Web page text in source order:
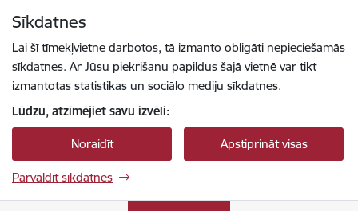
Sīkdatnes
Lai šī tīmekļvietne darbotos, tā izmanto obligāti nepieciešamās
sīkdatnes. Ar Jūsu piekrišanu papildus šajā vietnē var tikt
izmantotas statistikas un sociālo mediju sīkdatnes.
Lūdzu, atzīmējiet savu izvēli:
Noraidīt Apstiprināt visas
Pārvaldīt sīkdatnes